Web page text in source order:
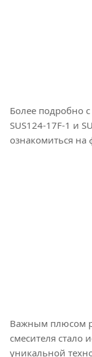
Более подробно
SUS124-17F-1 и
ознакомиться на
Важным плюсом
смесителя стало
уникальной